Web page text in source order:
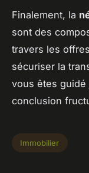
Finalement, la
sont des
travers les
sécuriser la
vous êtes guidé
conclusion
Immobilier